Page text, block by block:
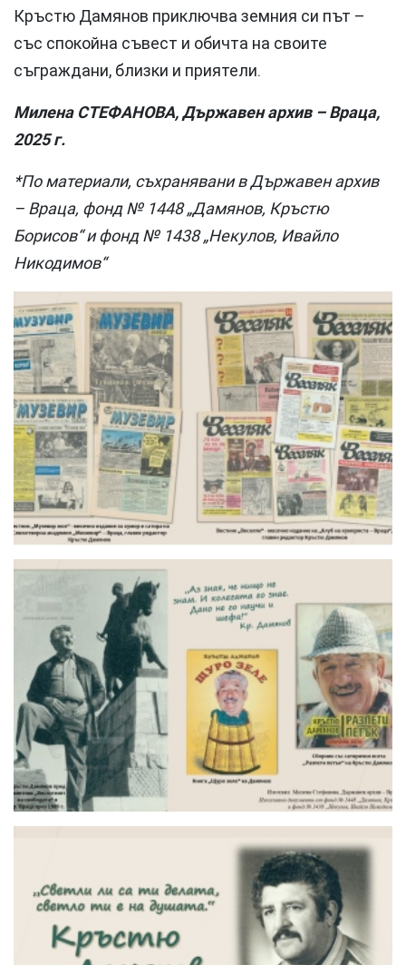
Кръстю Дамянов приключва земния си път –
със спокойна съвест и обичта на своите
съграждани, близки и приятели.
Милена СТЕФАНОВА, Държавен архив – Враца,
2025 г.
*По материали, съхранявани в Държавен архив
– Враца, фонд № 1448 „Дамянов, Кръстю
Борисов“ и фонд № 1438 „Некулов, Ивайло
Никодимов“